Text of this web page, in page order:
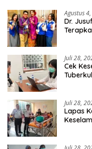
Agustus
Dr.
Juli 28,
Cek
Juli 28,
Lapas